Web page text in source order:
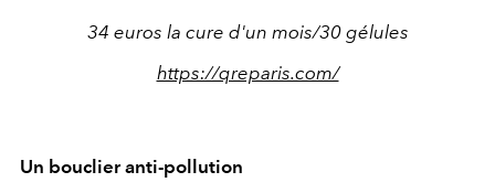
34 euros la cure d'un mois/30 gélules
https://qreparis.com/
Un bouclier anti-pollution